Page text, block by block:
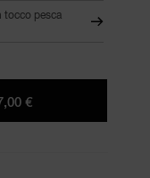
tocco pesca
€